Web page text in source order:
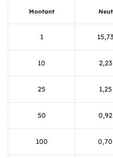
Montant
1
10
25
50
100